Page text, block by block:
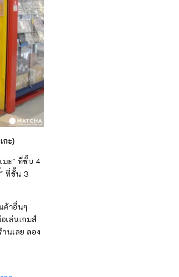
กะ)
มะ" ที่ชั้น 4
ที่ชั้น 3
ค้าอื่นๆ
เล่นเกมส์
นเลย ลอง